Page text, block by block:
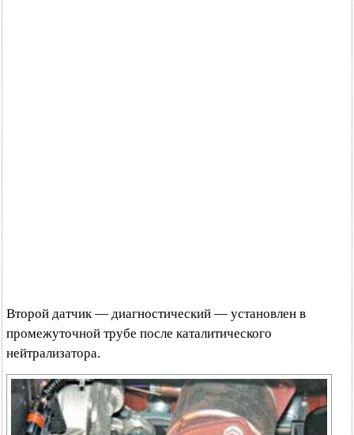
Второй датчик — диагностический — установлен в
промежуточной трубе после каталитического
нейтрализатора.